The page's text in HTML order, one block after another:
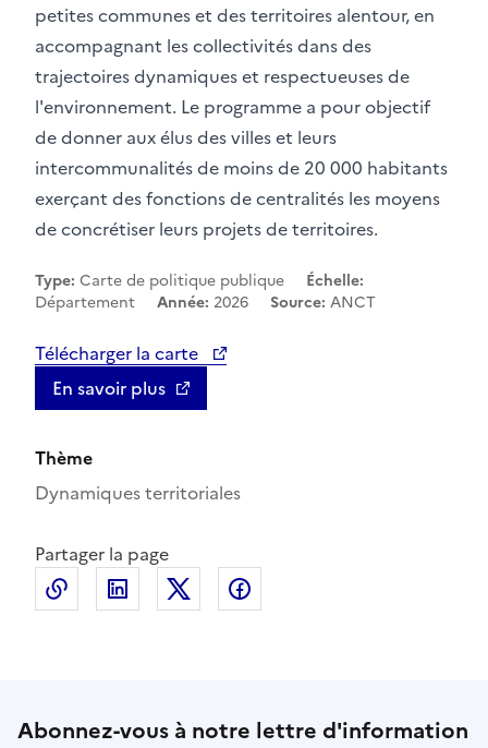
Thème
Dynamiques territoriales
Partager la page
Copier le lien de la page dans le presse-papier
LinkedIn
petites communes et des territoires alentour, en
accompagnant les collectivités dans des
trajectoires dynamiques et respectueuses de
l'environnement. Le programme a pour objectif
de donner aux élus des villes et leurs
intercommunalités de moins de 20 000 habitants
exerçant des fonctions de centralités les moyens
de concrétiser leurs projets de territoires.
Type: Carte de politique publique
Échelle:
Département
Année: 2026 Source: ANCT
Télécharger la carte
En savoir plus
Abonnez-vous à notre lettre d'information